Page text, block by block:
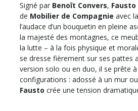
Signé par Benoît Convers, Fausto
de Mobilier de Compagnie avec
l’audace d’un bouquetin en pleine
la majesté des montagnes, ce
la lutte – à la fois physique et
se dresse fièrement sur ses pattes
version solo ou en duo, il se prête
configurations : adossé à un mur
Fausto crée une tension